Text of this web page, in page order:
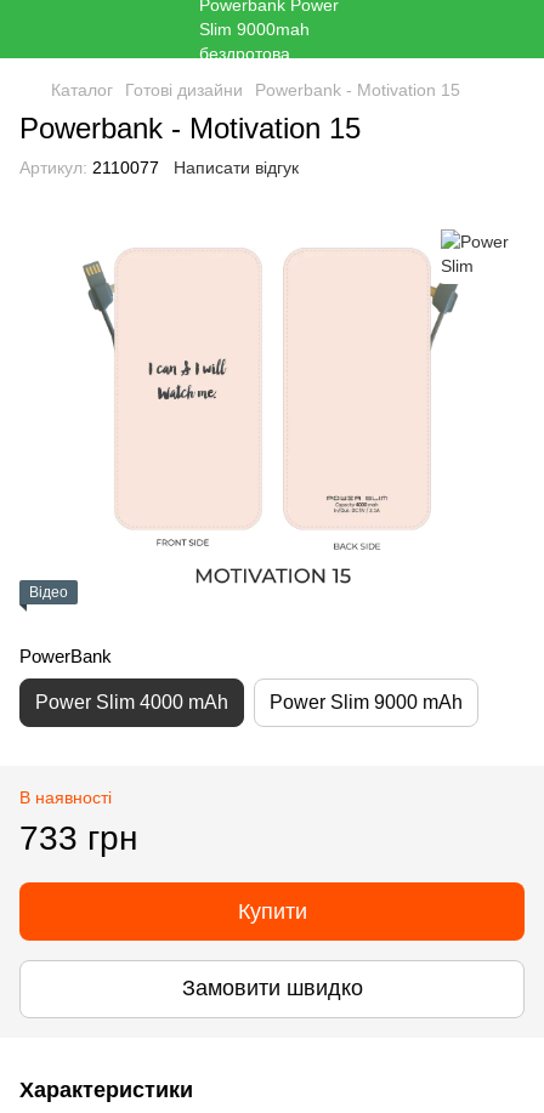
Каталог Готові дизайни Powerbank - Motivation 15
Powerbank - Motivation 15
Артикул: 2110077 Написати відгук
Відео
PowerBank
Power Slim 4000 mAh Power Slim 9000 mAh
В наявності
733 грн
Купити
Замовити швидко
Характеристики